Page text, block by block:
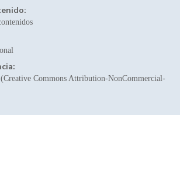
Commons Attribution-NonCommercial-